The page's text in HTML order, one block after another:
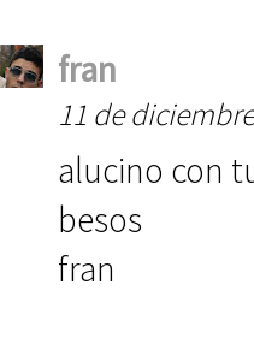
fran
11 de
alucino con
besos
fran